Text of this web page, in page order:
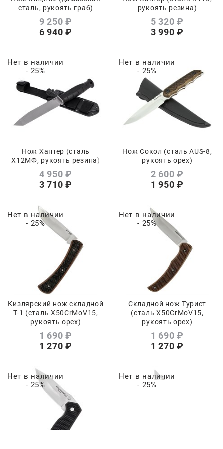
сталь, рукоять граб)
9 250 ₽
6 940 ₽
рукоять резина)
5 320 ₽
3 990 ₽
Нет в наличии
- 25%
Нож Хантер (сталь
Х12МФ, рукоять резина)
4 950 ₽
3 710 ₽
Нет в наличии
- 25%
Нож Сокол (сталь AUS-8,
рукоять орех)
2 600 ₽
1 950 ₽
Нет в наличии
- 25%
Кизлярский нож складной
Т-1 (сталь Х50CrMoV15,
рукоять орех)
1 690 ₽
1 270 ₽
Нет в наличии
- 25%
Складной нож Турист
(сталь Х50CrMoV15,
рукоять орех)
1 690 ₽
1 270 ₽
Нет в наличии
- 25%
Нет в наличии
- 25%